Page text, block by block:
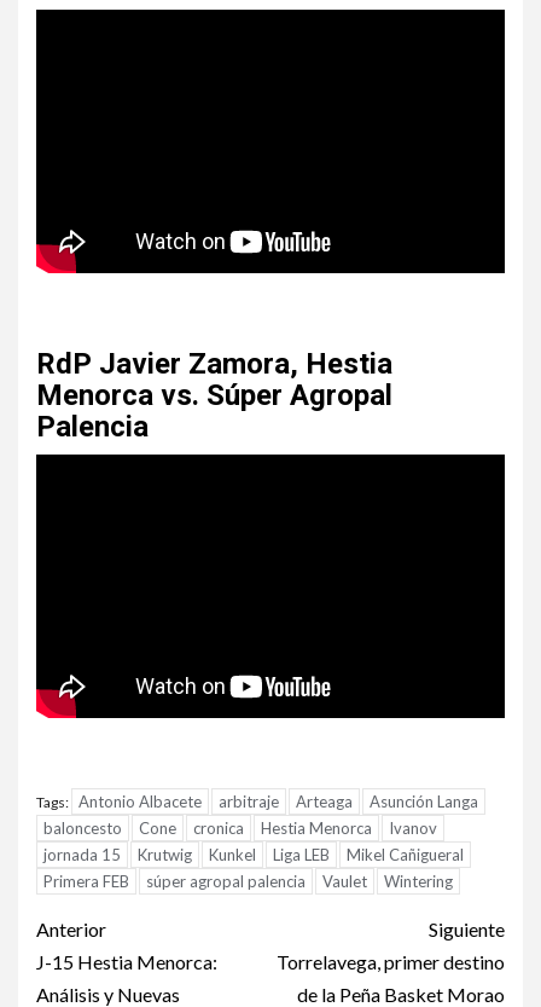
RdP Javier Zamora, Hestia
Menorca vs. Súper Agropal
Palencia
Tags: Antonio Albacete arbitraje Arteaga
Asunción Langa
baloncesto
Cone cronica Hestia Menorca
Ivanov
jornada 15
Krutwig Kunkel Liga LEB
Mikel Cañigueral
Primera FEB
súper agropal palencia Vaulet Wintering
Anterior
J-15 Hestia Menorca:
Análisis y Nuevas
Siguiente
Torrelavega, primer destino
de la Peña Basket Morao